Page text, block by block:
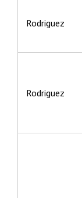
Rodriguez
Rodriguez